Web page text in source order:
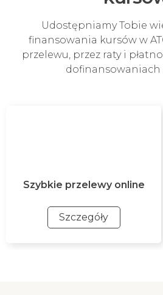
Udostępniamy Tobie
finansowania kursów w
przelewu, przez raty i
dofinansowaniach
Szybkie przelewy online
Szczegóły